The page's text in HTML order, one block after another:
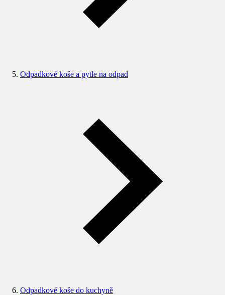
Odpadkové koše a pytle na odpad
Odpadkové koše do kuchyně